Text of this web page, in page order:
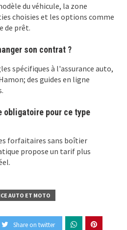
du véhicule, la zone
choisies et les options comme
de prêt.
son contrat ?
spécifiques à l'assurance auto,
des guides en ligne
pour ce type
forfaitaires sans boîtier
propose un tarif plus
AUTO ET MOTO
Share on twitter